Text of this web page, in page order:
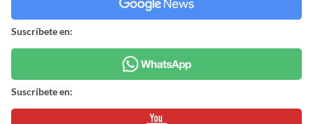
Suscríbete en:
Suscríbete en: